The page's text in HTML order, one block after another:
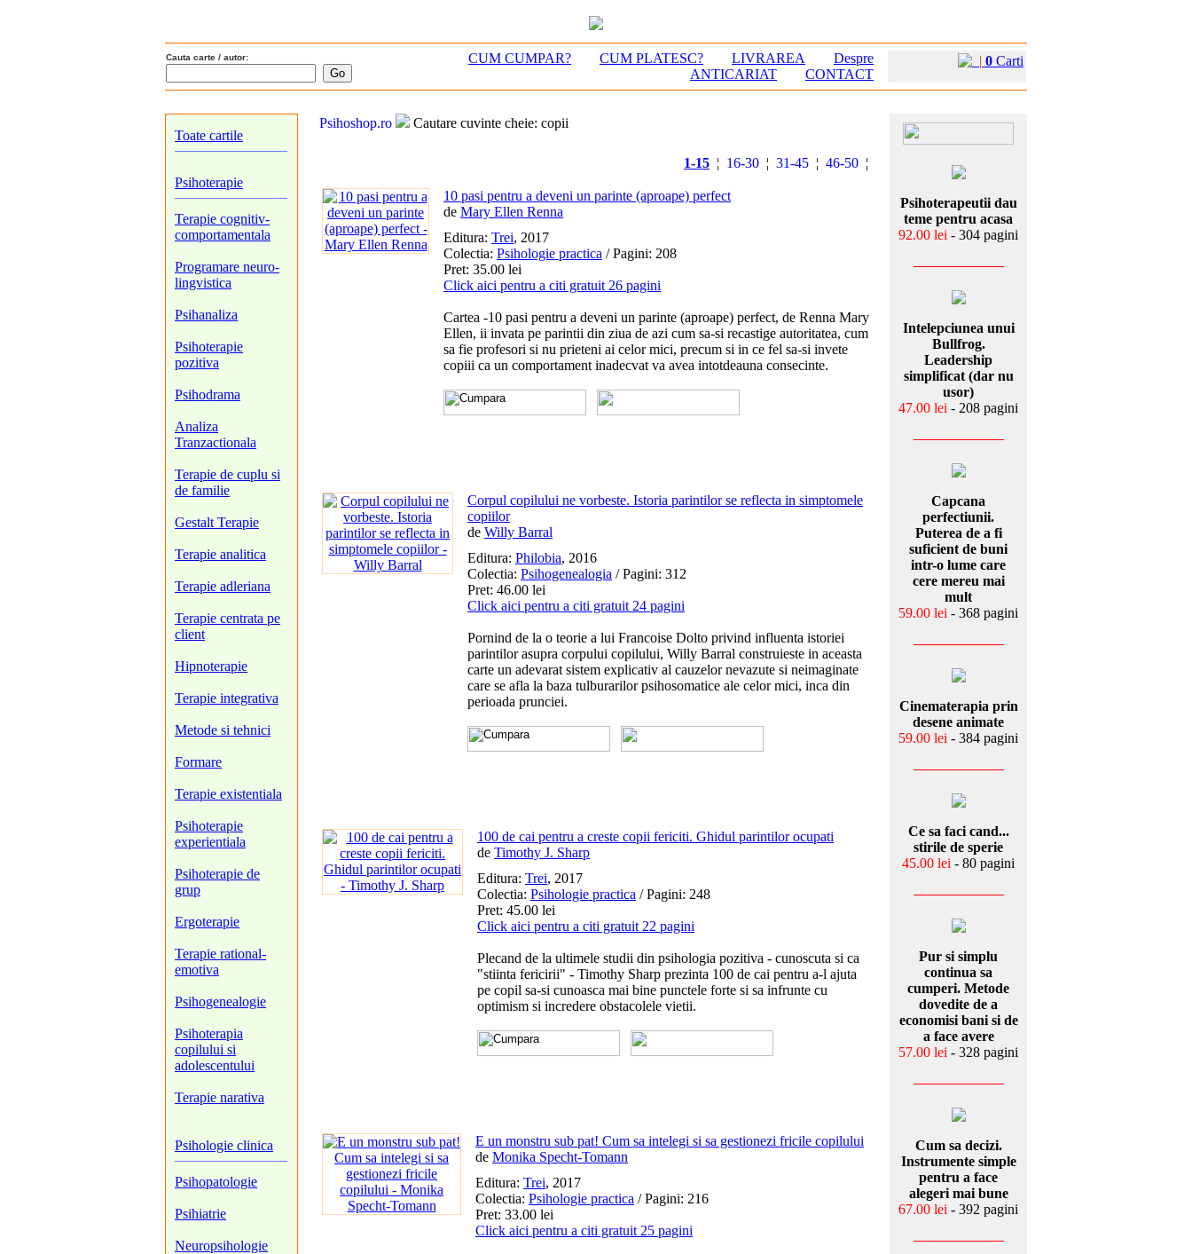
Cauta carte / autor: CUM CUMPAR? CUM PLATESC? LIVRAREA
Despre
ANTICARIAT
CONTACT
| 0 Carti
Toate cartile
Psihoterapie
Terapie cognitiv-
comportamentala
Programare neuro-
lingvistica
Psihanaliza
Psihoterapie
pozitiva
Psihodrama
Analiza
Tranzactionala
Terapie de cuplu si
de familie
Gestalt Terapie
Terapie analitica
Terapie adleriana
Terapie centrata pe
client
Hipnoterapie
Terapie integrativa
Metode si tehnici
Formare
Terapie existentiala
Psihoterapie
experientiala
Psihoterapie de
grup
Ergoterapie
Terapie rational-
emotiva
Psihogenealogie
Psihoterapia
copilului si
adolescentului
Terapie narativa
Psihologie clinica
Psihopatologie
Psihiatrie
Neuropsihologie
Psihoshop.ro Cautare cuvinte cheie: copii
1-15 ¦ 16-30 ¦ 31-45 ¦ 46-50 ¦
10 pasi pentru a deveni un parinte (aproape) perfect
de Mary Ellen Renna
Editura: Trei, 2017
Colectia: Psihologie practica / Pagini: 208
Pret: 35.00 lei
Click aici pentru a citi gratuit 26 pagini
Cartea -10 pasi pentru a deveni un parinte (aproape) perfect, de Renna Mary
Ellen, ii invata pe parintii din ziua de azi cum sa-si recastige autoritatea, cum
sa fie profesori si nu prieteni ai celor mici, precum si in ce fel sa-si invete
copiii ca un comportament inadecvat va avea intotdeauna consecinte.
Corpul copilului ne vorbeste. Istoria parintilor se reflecta in simptomele
copiilor
de Willy Barral
Editura: Philobia, 2016
Colectia: Psihogenealogia / Pagini: 312
Pret: 46.00 lei
Click aici pentru a citi gratuit 24 pagini
Pornind de la o teorie a lui Francoise Dolto privind influenta istoriei
parintilor asupra corpului copilului, Willy Barral construieste in aceasta
carte un adevarat sistem explicativ al cauzelor nevazute si neimaginate
care se afla la baza tulburarilor psihosomatice ale celor mici, inca din
perioada prunciei.
100 de cai pentru a creste copii fericiti. Ghidul parintilor ocupati
de Timothy J. Sharp
Editura: Trei, 2017
Colectia: Psihologie practica / Pagini: 248
Pret: 45.00 lei
Click aici pentru a citi gratuit 22 pagini
Plecand de la ultimele studii din psihologia pozitiva - cunoscuta si ca
"stiinta fericirii" - Timothy Sharp prezinta 100 de cai pentru a-l ajuta
pe copil sa-si cunoasca mai bine punctele forte si sa infrunte cu
optimism si incredere obstacolele vietii.
E un monstru sub pat! Cum sa intelegi si sa gestionezi fricile copilului
de Monika Specht-Tomann
Editura: Trei, 2017
Colectia: Psihologie practica / Pagini: 216
Pret: 33.00 lei
Click aici pentru a citi gratuit 25 pagini
Psihoterapeutii dau
teme pentru acasa
92.00 lei - 304 pagini
Intelepciunea unui
Bullfrog.
Leadership
simplificat (dar nu
usor)
47.00 lei - 208 pagini
Capcana
perfectiunii.
Puterea de a fi
suficient de buni
intr-o lume care
cere mereu mai
mult
59.00 lei - 368 pagini
Cinematerapia prin
desene animate
59.00 lei - 384 pagini
Ce sa faci cand...
stirile de sperie
45.00 lei - 80 pagini
Pur si simplu
continua sa
cumperi. Metode
dovedite de a
economisi bani si de
a face avere
57.00 lei - 328 pagini
Cum sa decizi.
Instrumente simple
pentru a face
alegeri mai bune
67.00 lei - 392 pagini